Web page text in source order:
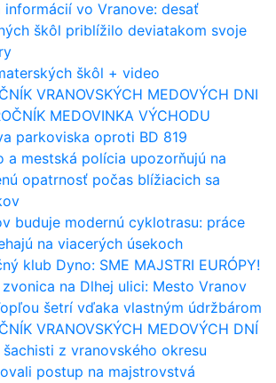
informácií vo Vranove: desať
škôl priblížilo deviatakom svoje
škôl + video
VRANOVSKÝCH MEDOVÝCH DNI
MEDOVINKA VÝCHODU
parkoviska oproti BD 819
a mestská polícia upozorňujú na
opatrnosť počas blížiacich sa
buduje modernú cyklotrasu: práce
na viacerých úsekoch
klub Dyno: SME MAJSTRI EURÓPY!
na Dlhej ulici: Mesto Vranov
šetrí vďaka vlastným údržbárom
VRANOVSKÝCH MEDOVÝCH DNÍ
šachisti z vranovského okresu
postup na majstrovstvá